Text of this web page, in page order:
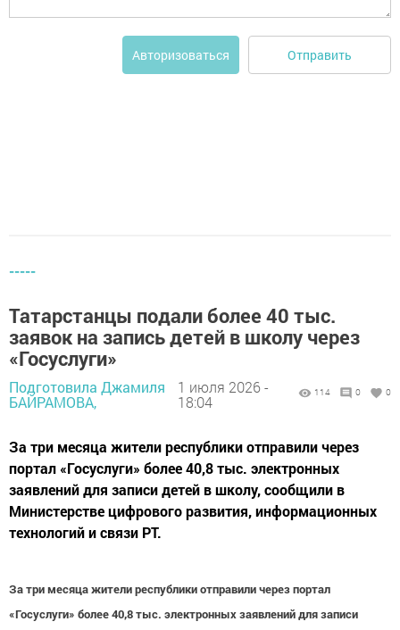
Авторизоваться Отправить
-----
Татарстанцы подали более 40 тыс.
заявок на запись детей в школу через
«Госуслуги»
Подготовила Джамиля
БАЙРАМОВА,
1 июля 2026 -
18:04
114 0 0
За три месяца жители республики отправили через
портал «Госуслуги» более 40,8 тыс. электронных
заявлений для записи детей в школу, сообщили в
Министерстве цифрового развития, информационных
технологий и связи РТ.
За три месяца жители республики отправили через портал
«Госуслуги» более 40,8 тыс. электронных заявлений для записи